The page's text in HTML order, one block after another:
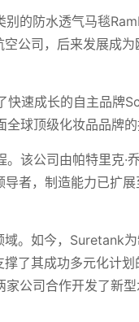
别的防水透气马毯
公司，后来发展成为
快速成长的自主品牌
球顶级化妆品品牌的
该公司由帕特里克·
者，制造能力已扩展
。如今，Suretank为
了其成功多元化计划
家公司合作开发了新